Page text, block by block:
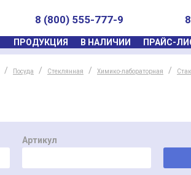
8 (800) 555-777-9
ПРОДУКЦИЯ В НАЛИЧИИ ПРАЙС-
Посуда Стеклянная Химико-лабораторная
Артикул